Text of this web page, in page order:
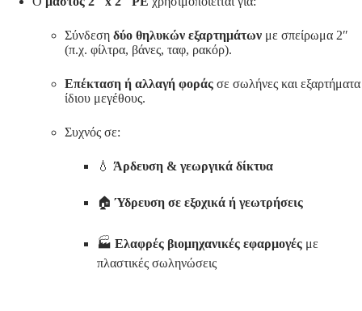
Σύνδεση δύο θηλυκών εξαρτημάτων με σπείρωμα 2″
(π.χ. φίλτρα, βάνες, ταφ, ρακόρ).
Επέκταση ή αλλαγή φοράς σε σωλήνες και εξαρτήματα
ίδιου μεγέθους.
Συχνός σε:
💧 Άρδευση & γεωργικά δίκτυα
🏠Ύδρευση σε εξοχικά ή γεωτρήσεις
🏭 Ελαφρές βιομηχανικές εφαρμογές με
πλαστικές σωληνώσεις